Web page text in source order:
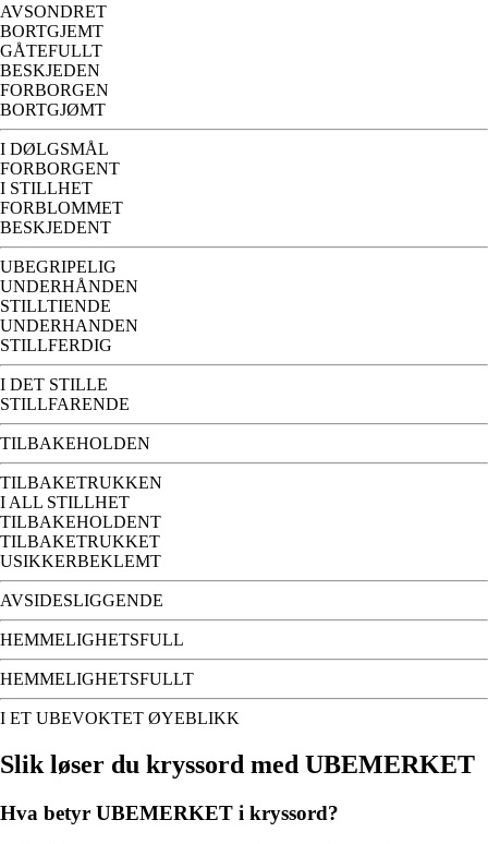
AVSONDRET
BORTGJEMT
GÅTEFULLT
BESKJEDEN
FORBORGEN
BORTGJØMT
I DØLGSMÅL
FORBORGENT
I STILLHET
FORBLOMMET
BESKJEDENT
UBEGRIPELIG
UNDERHÅNDEN
STILLTIENDE
UNDERHANDEN
STILLFERDIG
I DET STILLE
STILLFARENDE
TILBAKEHOLDEN
TILBAKETRUKKEN
I ALL STILLHET
TILBAKEHOLDENT
TILBAKETRUKKET
USIKKERBEKLEMT
AVSIDESLIGGENDE
HEMMELIGHETSFULL
HEMMELIGHETSFULLT
I ET UBEVOKTET ØYEBLIKK
Slik løser du kryssord med UBEMERKET
Hva betyr UBEMERKET i kryssord?